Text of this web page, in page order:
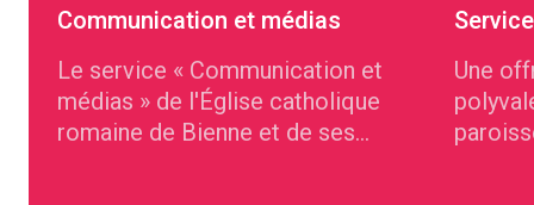
Communication et médias
Le service « Communication et
médias » de l'Église catholique
romaine de Bienne et de ses
Une